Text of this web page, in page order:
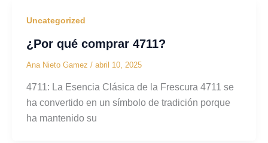
Uncategorized
¿Por qué comprar 4711?
Ana Nieto Gamez / abril 10, 2025
4711: La Esencia Clásica de la Frescura 4711 se
ha convertido en un símbolo de tradición porque
ha mantenido su